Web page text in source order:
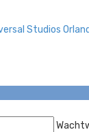
Studios